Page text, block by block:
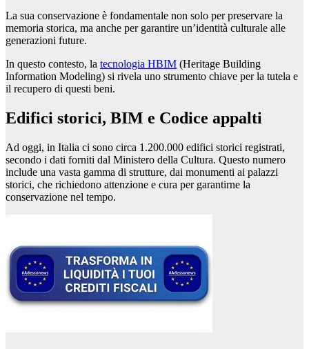
La sua conservazione è fondamentale non solo per preservare la
memoria storica, ma anche per garantire un’identità culturale alle
generazioni future.
In questo contesto, la tecnologia HBIM (Heritage Building
Information Modeling) si rivela uno strumento chiave per la tutela e
il recupero di questi beni.
Edifici storici, BIM e Codice appalti
Ad oggi, in Italia ci sono circa 1.200.000 edifici storici registrati,
secondo i dati forniti dal Ministero della Cultura. Questo numero
include una vasta gamma di strutture, dai monumenti ai palazzi
storici, che richiedono attenzione e cura per garantirne la
conservazione nel tempo.